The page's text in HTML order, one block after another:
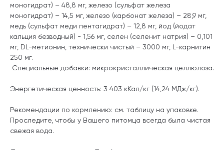
моногидрат) – 48,8 мг, железо (сульфат железа
моногидрат) – 14,5 мг, железо (карбонат железа) – 28,9 мг,
медь (сульфат меди пентагидрат) – 12,8 мг, йод (йодат
кальция безводный) - 1,56 мг, селен (селенит натрия) – 0,101
мг, DL-метионин, технически чистый – 3000 мг, L-карнитин
250 мг.
Специальные добавки: микрокристаллическая целлюлоза.
Энергетическая ценность: 3 403 кКал/кг (14,24 МДж/кг).
Рекомендации по кормлению: см. таблицу на упаковке.
Проследите, чтобы у Вашего питомца всегда была чистая
свежая вода.